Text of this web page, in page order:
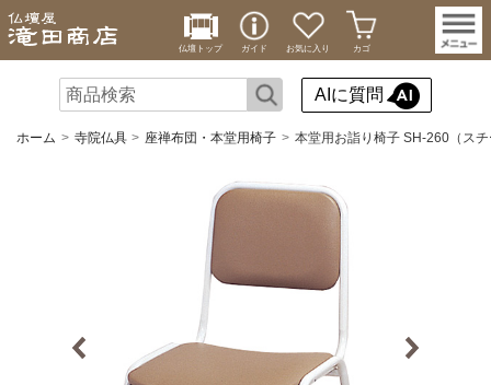
仏壇トップ ガイド お気に入り カゴ
AIに質問
ホーム 寺院仏具 座禅布団・本堂用椅子 本堂用お詣り椅子 SH-260（ス